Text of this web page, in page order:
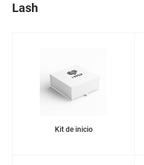
Lash
Kit de inicio